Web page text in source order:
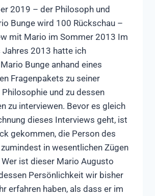
2019 – der Philosoph und
Bunge wird 100 Rückschau –
mit Mario im Sommer 2013 Im
Jahres 2013 hatte ich
Bunge anhand eines
Fragenpakets zu seiner
und zu dessen
zu interviewen. Bevor es gleich
dieses Interviews geht, ist
gekommen, die Person des
in wesentlichen Zügen
ist dieser Mario Augusto
Persönlichkeit wir bisher
erfahren haben, als dass er im